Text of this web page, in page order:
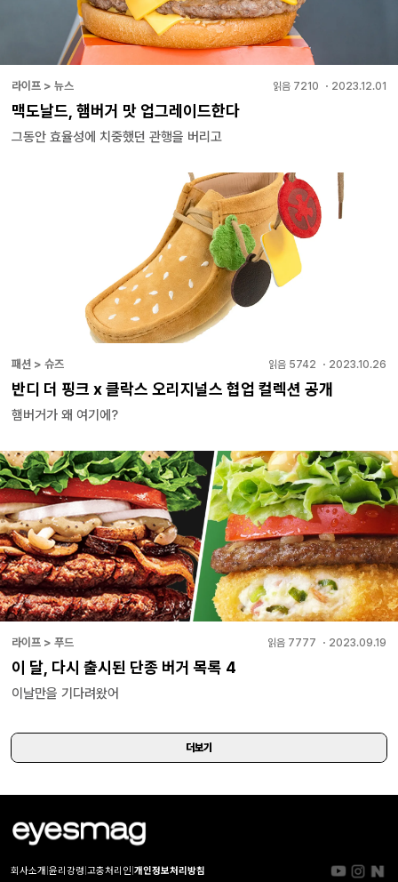
라이프 > 뉴스 읽음 7210 ・ 2023.12.01
맥도날드, 햄버거 맛 업그레이드한다
그동안 효율성에 치중했던 관행을 버리고
패션 > 슈즈 읽음 5742 ・ 2023.10.26
반디 더 핑크 x 클락스 오리지널스 협업 컬렉션 공개
햄버거가 왜 여기에?
라이프 > 푸드 읽음 7777 ・ 2023.09.19
이 달, 다시 출시된 단종 버거 목록 4
이날만을 기다려왔어
더보기
회사소개 윤리강령 고충처리인 개인정보처리방침